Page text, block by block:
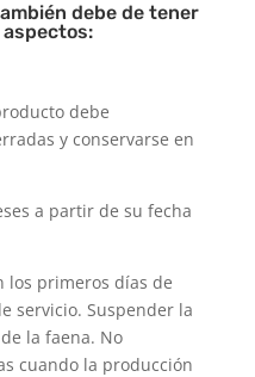
debe de tener
debe
y conservarse en
a partir de su fecha
los primeros días de
servicio. Suspender la
la faena. No
cuando la producción